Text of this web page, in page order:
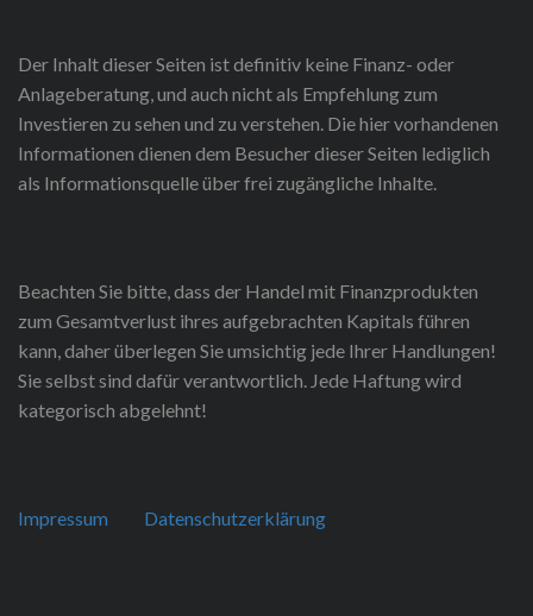
Der Inhalt dieser Seiten ist definitiv keine Finanz- oder
Anlageberatung, und auch nicht als Empfehlung zum
Investieren zu sehen und zu verstehen. Die hier vorhandenen
Informationen dienen dem Besucher dieser Seiten lediglich
als Informationsquelle über frei zugängliche Inhalte.
Beachten Sie bitte, dass der Handel mit Finanzprodukten
zum Gesamtverlust ihres aufgebrachten Kapitals führen
kann, daher überlegen Sie umsichtig jede Ihrer Handlungen!
Sie selbst sind dafür verantwortlich. Jede Haftung wird
kategorisch abgelehnt!
Impressum Datenschutzerklärung